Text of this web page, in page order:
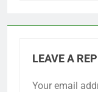
LEAVE A
Your email